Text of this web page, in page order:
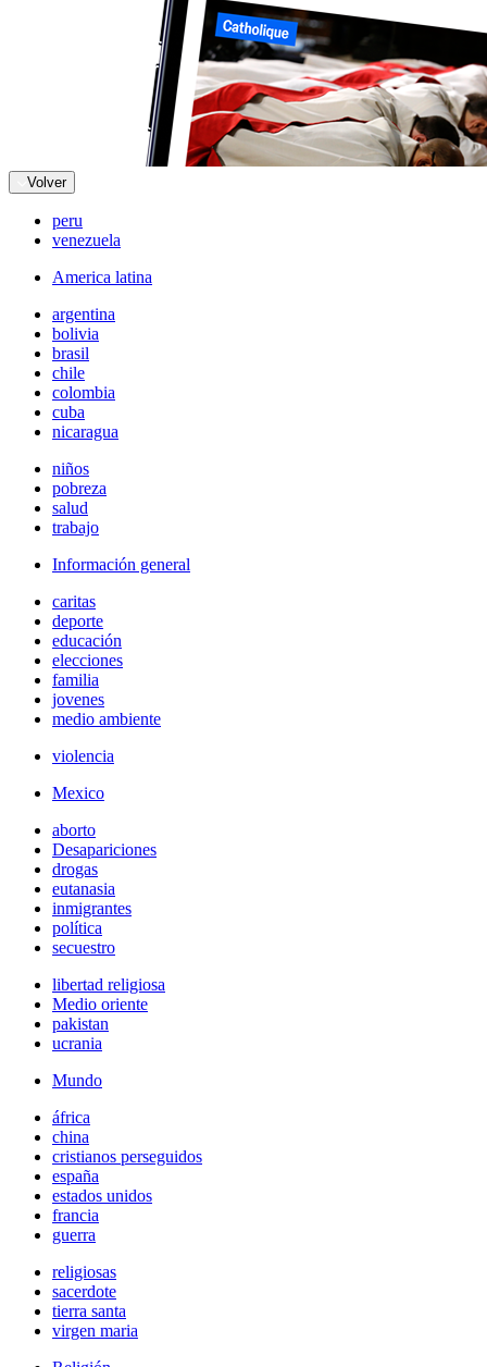
Volver
peru
venezuela
America latina
argentina
bolivia
brasil
chile
colombia
cuba
nicaragua
niños
pobreza
salud
trabajo
Información general
caritas
deporte
educación
elecciones
familia
jovenes
medio ambiente
violencia
Mexico
aborto
Desapariciones
drogas
eutanasia
inmigrantes
política
secuestro
libertad religiosa
Medio oriente
pakistan
ucrania
Mundo
áfrica
china
cristianos perseguidos
españa
estados unidos
francia
guerra
religiosas
sacerdote
tierra santa
virgen maria